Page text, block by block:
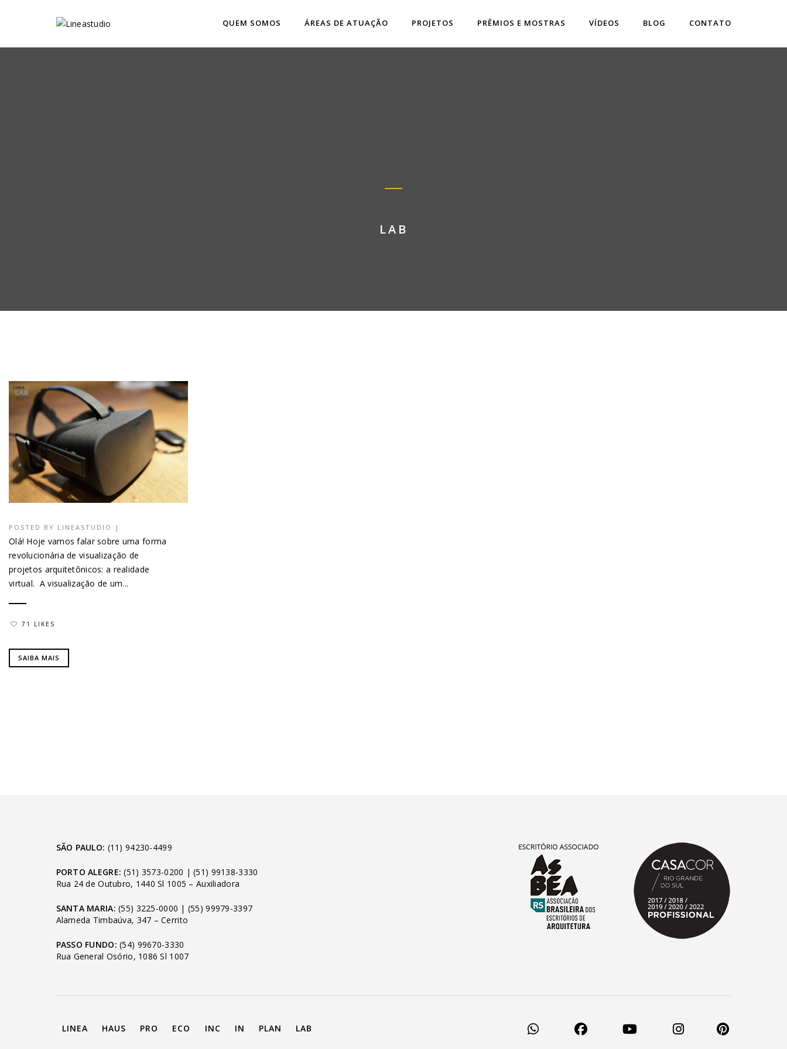
QUEM SOMOS ÁREAS DE ATUAÇÃO PROJETOS PRÊMIOS E MOSTRAS VÍDEOS BLOG CONTATO
LAB
POSTED BY LINEASTUDIO |
Olá! Hoje vamos falar sobre uma forma
revolucionária de visualização de
projetos arquitetônicos: a realidade
virtual. A visualização de um...
71 LIKES
SAIBA MAIS
SÃO PAULO: (11) 94230-4499
PORTO ALEGRE: (51) 3573-0200 |(51) 99138-3330
Rua 24 de Outubro, 1440 Sl 1005 – Auxiliadora
SANTA MARIA: (55) 3225-0000 | (55) 99979-3397
Alameda Timbaúva, 347 – Cerrito
PASSO FUNDO: (54) 99670-3330
Rua General Osório, 1086 Sl 1007
LINEA HAUS PRO ECO INC IN PLAN LAB